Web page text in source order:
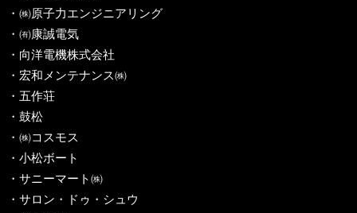
・㈱原子力エンジニアリング
・㈲康誠電気
・向洋電機株式会社
・宏和メンテナンス㈱
・五作荘
・鼓松
・㈱コスモス
・小松ボート
・サニーマート㈱
・サロン・ドゥ・シュウ